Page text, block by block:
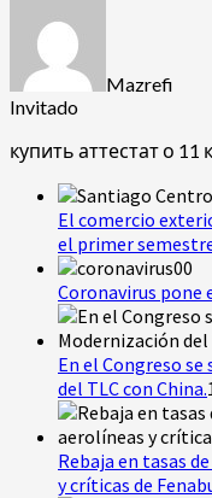
Mazrefi
Invitado
купить аттестат о 11
El comercio
el primer
Coronavirus pone
En el Congreso
del TLC con China.
Rebaja en tasas
y críticas de